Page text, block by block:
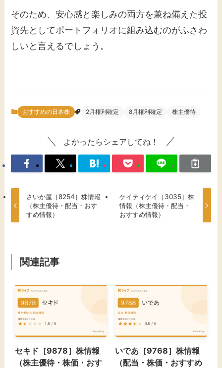
そのため、安心感と楽しみの両方を兼ね備えた投
資先としてポートフォリオに組み込むのがふさわ
しいと言えるでしょう。
おすすめの日本株 2月権利確定 8月権利確定 株主優待
よかったらシェアしてね！
さいか屋［8254］株情報
（株主優待・配当・おす
すめ情報）
ケイティケイ［3035］株
情報（株主優待・配当・
おすすめ情報）
関連記事
セキド［9878］株情報
（株主優待・株価・おす
いであ［9768］株情報
（配当・株価・おすすめ